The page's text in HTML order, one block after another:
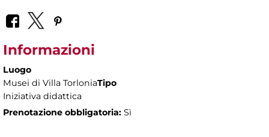
Informazioni
Luogo
Musei di Villa TorloniaTipo
Iniziativa didattica
Prenotazione obbligatoria: Sì